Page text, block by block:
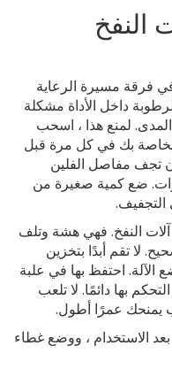
النفخ
فرقة مسيرة الرعاية
داخل الأداة مشكلة
لمنع هذا ، اسحب
بك في كل مرة قبل
تجف مفاصل الفلين
ضع كمية صغيرة من
التجفيف.
النفخ. فهي هشة وتلف
لا تقم أبدًا بتخزين
الآلة. احتفظ بها في علبة
بها دائمًا. لا تلعب
يمنحك عمرًا أطول.
الاستخدام ، ووضع غطاء